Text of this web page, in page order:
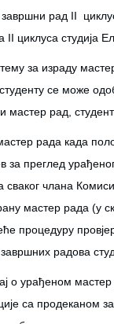
рад II
студија
за израду
се може
рад,
рада када
за преглед
члана
мастер рада (у
процедуру
радова
о урађеном
са